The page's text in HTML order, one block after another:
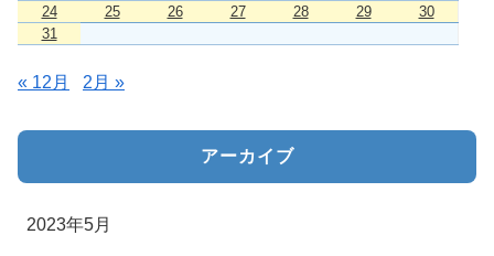
24
25 26 27 28 29
30
31
« 12月 2月 »
アーカイブ
2023年5月